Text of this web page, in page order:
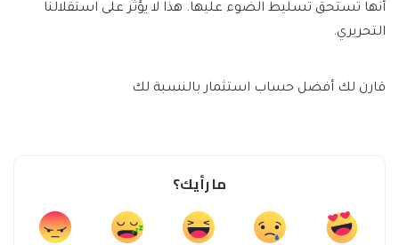
أنها تستحق تسليط الضوء عليها. هذا لا يؤثر على استقلالنا
التحريري.
قارن لك أفضل حساب استثمار بالنسبة لك
ما رأيك؟